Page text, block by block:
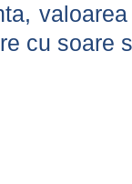
cu soare